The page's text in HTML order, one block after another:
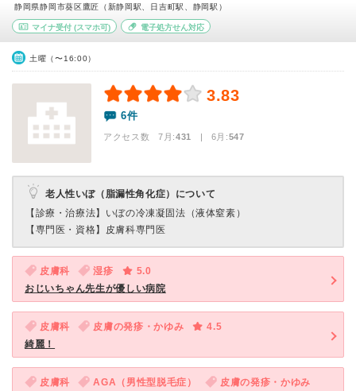
静岡県静岡市葵区鷹匠（新静岡駅、日吉町駅、静岡駅）
マイナ受付 (スマホ可) 電子処方せん対応
土曜（〜16:00）
3.83
6件
アクセス数 7月:431 | 6月:547
老人性いぼ（脂漏性角化症）について
【診療・治療法】 いぼの冷凍凝固法（液体窒素）
【専門医・資格】 皮膚科専門医
皮膚科 湿疹
5.0
おじいちゃん先生が優しい病院
皮膚科 皮膚の発疹・かゆみ
4.5
綺麗！
皮膚科 AGA（男性型脱毛症）
皮膚の発疹・かゆみ